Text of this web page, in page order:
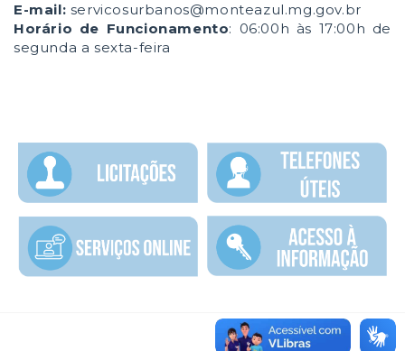
E-mail: servicosurbanos@monteazul.mg.gov.br
Horário de Funcionamento: 06:00h às 17:00h de
segunda a sexta-feira